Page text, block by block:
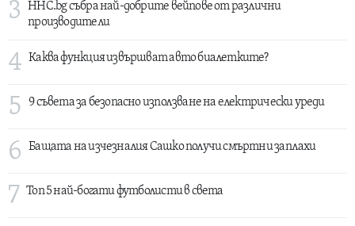
3
HHC.bg събра най-добрите вейпове от различни
производители
4 Каква функция извършват авто биалетките?
5 9 съвета за безопасно използване на електрически уреди
6 Бащата на изчезналия Сашко получи смъртни заплахи
7 Топ 5 най-богати футболисти в света